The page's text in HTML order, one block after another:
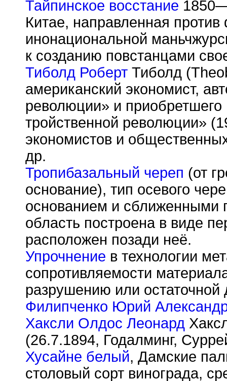
Тайпинское восстание
Китае, направленная против
инонациональной
к созданию повстанцами
Тиболд Роберт Тиболд
американский экономист,
революции» и
тройственной революции»
экономистов и
др.
Тропибазальный череп (от
основание), тип осевого
основанием и сближенными
область построена в виде
расположен позади неё.
Упрочнение в технологии
сопротивляемости
разрушению или
Филипченко Юрий
Хаксли Олдос Леонард
(26.7.1894, Годалминг,
Хусайне белый, Дамские
столовый сорт винограда,